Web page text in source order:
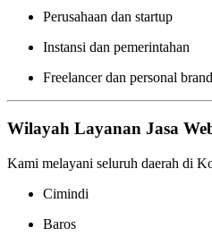
Perusahaan dan startup
Instansi dan pemerintahan
Freelancer dan personal
Wilayah Layanan Jasa
Kami melayani seluruh daerah di
Cimindi
Baros